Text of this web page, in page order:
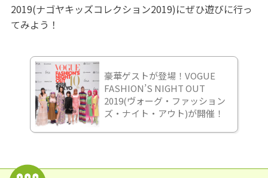
2019(ナゴヤキッズコレクション2019)にぜひ遊びに行っ
てみよう！
豪華ゲストが登場！VOGUE
FASHION’S NIGHT OUT
2019(ヴォーグ・ファッション
ズ・ナイト・アウト)が開催！